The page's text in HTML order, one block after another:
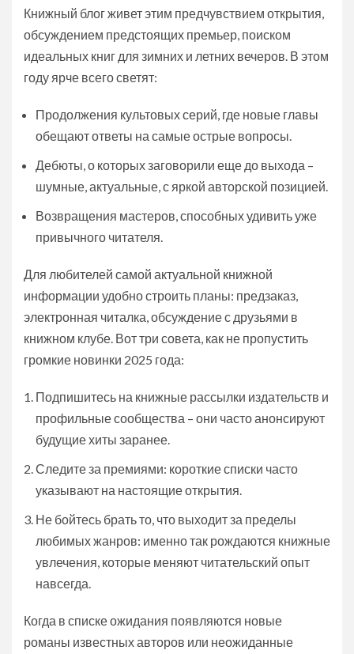
Книжный блог живет этим предчувствием открытия,
обсуждением предстоящих премьер, поиском
идеальных книг для зимних и летних вечеров. В этом
году ярче всего светят:
Продолжения культовых серий, где новые главы
обещают ответы на самые острые вопросы.
Дебюты, о которых заговорили еще до выхода –
шумные, актуальные, с яркой авторской позицией.
Возвращения мастеров, способных удивить уже
привычного читателя.
Для любителей самой актуальной книжной
информации удобно строить планы: предзаказ,
электронная читалка, обсуждение с друзьями в
книжном клубе. Вот три совета, как не пропустить
громкие новинки 2025 года:
Подпишитесь на книжные рассылки издательств и
профильные сообщества – они часто анонсируют
будущие хиты заранее.
Следите за премиями: короткие списки часто
указывают на настоящие открытия.
Не бойтесь брать то, что выходит за пределы
любимых жанров: именно так рождаются книжные
увлечения, которые меняют читательский опыт
навсегда.
Когда в списке ожидания появляются новые
романы известных авторов или неожиданные